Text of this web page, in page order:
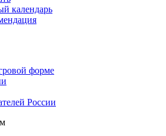
календарь
форме
России